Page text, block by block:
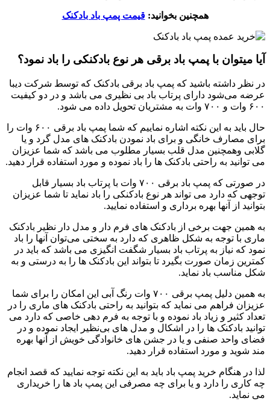
همچنین بخوانید:قیمت پمپ باد بادکنک
آیا میتوان با پمپ باد برقی هر نوع بادکنکی را باد نمود؟
در نظر داشته باشید که پمپ باد برقی بادکنک که توسط شرکت دیبا
عرضه می‌شود دارای پرتاب باد بی نظیری می باشد و در دو کیفیت
۶۰۰ وات و ۷۰۰ وات به مشتریان تحویل داده می شود.
حال باید به این نکته اشاره نماییم که شما پمپ باد برقی ۶۰۰ وات را
برای مصارف خانگی و برای باد نمودن بادکنک های مدل گرد و یا
گلابی وهمچنین مدل قلب بسیار مطلوب می باشد که شما عزیزان
می توانید به راحتی بادکنک ها را باد نموده و مورد استفاده قرار دهید.
در صورتی که پمپ باد برقی ۷۰۰ وات با پرتاب باد بسیار قابل
توجهی که دارد می تواند هر نوع بادکنکی را باد نماید تا شما عزیزان
بتوانید از آنها بهره برداری و استفاده نمایید.
به همین جهت برخی از بادکنک های فرم دار و مدل دار نظیر بادکنک
ماری با توجه به شکل ظاهری که دارد به سختی می‌توان آنها را باد
نمود که نیاز به پرتاب باد بسیار شگفت انگیزی می باشد که باید در
کمترین زمان صورت بگیرد تا بتواند این بادکنک ها را به درستی و به
شکل مناسب باد نماید.
به همین دلیل پمپ برقی ۷۰۰ وات رنگ آبی این امکان را برای شما
عزیزان فراهم می نماید که بتوانید به راحتی بادکنک های ماری را در
تعداد کثیر و زیاد باد نموده و با توجه به فرم دهی خاصی که دارد می
توانید بادکنک ها را در اشکال و مدل های بی‌نظیر ایجاد نموده و در
فضای واحد صنفی و یا در جشن های خانوادگی خویش از آنها بهره
مند شوید و مورد استفاده قرار دهید.
لذا در هنگام خرید پمپ باد باید به این نکته توجه نمایید که قصد انجام
چه کاری را دارد و یا برای چه مصرفی این پمپ باد ها را خریداری
می نماید.